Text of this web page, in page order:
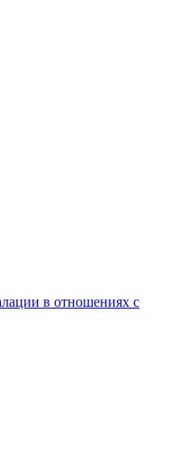
в отношениях с